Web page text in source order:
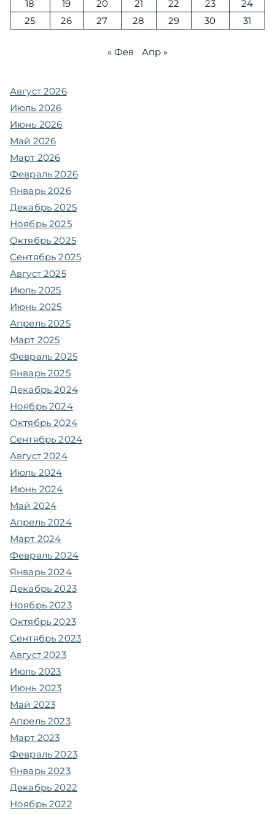
18 19 20 21 22 23
24
25
26 27 28 29 30 31
« Фев Апр »
Август 2026
Июль 2026
Июнь 2026
Май 2026
Март 2026
Февраль 2026
Январь 2026
Декабрь 2025
Ноябрь 2025
Октябрь 2025
Сентябрь 2025
Август 2025
Июль 2025
Июнь 2025
Апрель 2025
Март 2025
Февраль 2025
Январь 2025
Декабрь 2024
Ноябрь 2024
Октябрь 2024
Сентябрь 2024
Август 2024
Июль 2024
Июнь 2024
Май 2024
Апрель 2024
Март 2024
Февраль 2024
Январь 2024
Декабрь 2023
Ноябрь 2023
Октябрь 2023
Сентябрь 2023
Август 2023
Июль 2023
Июнь 2023
Май 2023
Апрель 2023
Март 2023
Февраль 2023
Январь 2023
Декабрь 2022
Ноябрь 2022